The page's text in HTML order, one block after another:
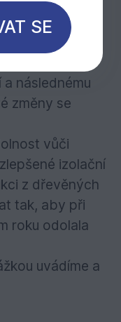
rozměrovou
dřeva k
následnému
změny se
vůči
izolační
z dřevěných
tak, aby při
roku odolala
uvádíme a
SE